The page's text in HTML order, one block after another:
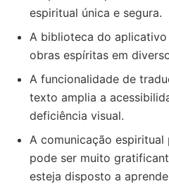
espiritual única e segura.
A biblioteca do
obras espíritas em
A funcionalidade de
texto amplia a
deficiência visual.
A comunicação
pode ser muito
esteja disposto a